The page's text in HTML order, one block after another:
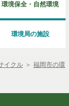
環境保全・自然環境
環境局の施設
イクル ＞ 福岡市の環